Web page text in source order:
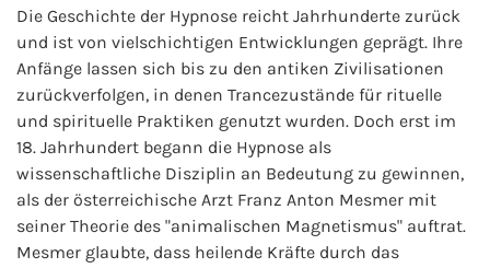
Die Geschichte der Hypnose reicht Jahrhunderte zurück
und ist von vielschichtigen Entwicklungen geprägt. Ihre
Anfänge lassen sich bis zu den antiken Zivilisationen
zurückverfolgen, in denen Trancezustände für rituelle
und spirituelle Praktiken genutzt wurden. Doch erst im
18. Jahrhundert begann die Hypnose als
wissenschaftliche Disziplin an Bedeutung zu gewinnen,
als der österreichische Arzt Franz Anton Mesmer mit
seiner Theorie des "animalischen Magnetismus" auftrat.
Mesmer glaubte, dass heilende Kräfte durch das